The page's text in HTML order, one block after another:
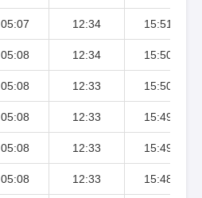
05:07 12:34 15:51
05:08 12:34 15:50
05:08 12:33 15:50
05:08 12:33 15:49
05:08 12:33 15:49
05:08 12:33 15:48